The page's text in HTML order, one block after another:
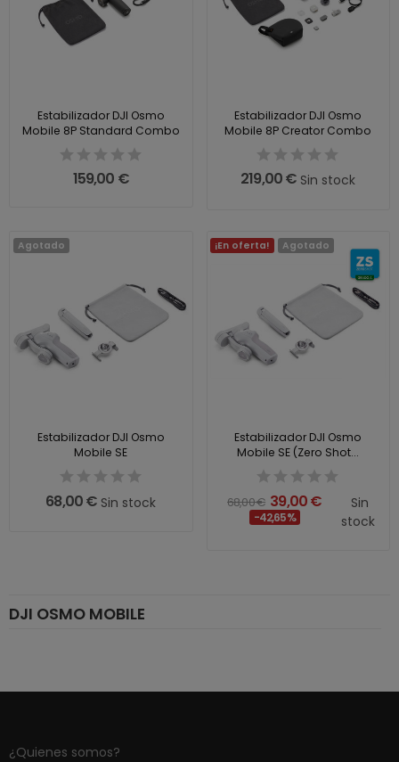
DJI OSMO MOBILE
Estabilizador DJI Osmo
Mobile 8P Standard Combo
159,00 €
Estabilizador DJI Osmo
Mobile 8P Creator Combo
219,00 € Sin stock
Agotado
Estabilizador DJI Osmo
Mobile SE
68,00 € Sin stock
¡En oferta! Agotado
Estabilizador DJI Osmo
Mobile SE (Zero Shot...
68,00 € 39,00 €
-42,65%
Sin
stock
¿Quienes somos?